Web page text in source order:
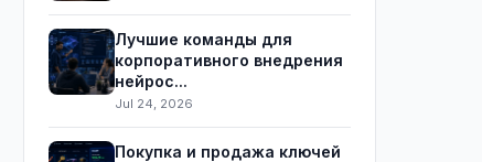
Лучшие команды для
корпоративного внедрения
нейрос...
Jul 24, 2026
Покупка и продажа ключей